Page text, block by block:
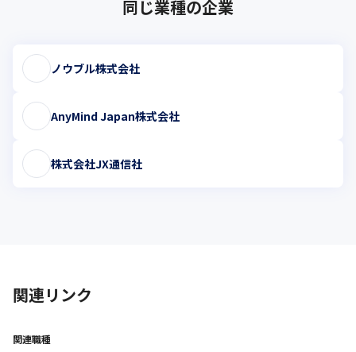
同じ業種の企業
ノウブル株式会社
AnyMind Japan株式会社
株式会社JX通信社
関連リンク
関連職種